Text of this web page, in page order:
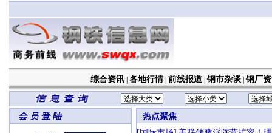
综合资讯 各地行情| 前线报道 钢市杂谈 钢厂